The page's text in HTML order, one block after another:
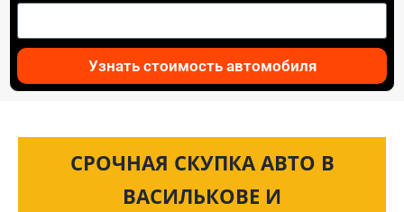
Узнать стоимость автомобиля
СРОЧНАЯ СКУПКА АВТО В
ВАСИЛЬКОВЕ И